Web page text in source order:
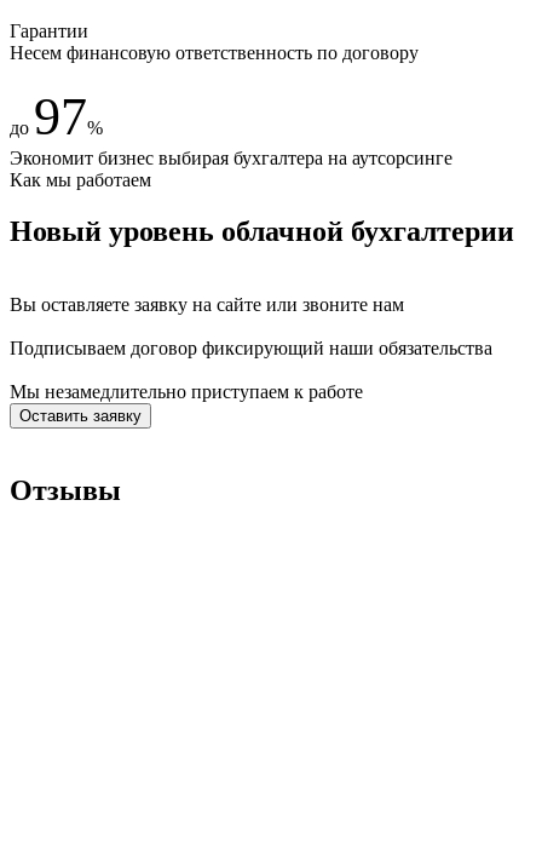
Гарантии
Несем финансовую ответственность по договору
до 97%
Экономит бизнес выбирая бухгалтера на аутсорсинге
Как мы работаем
Новый уровень облачной бухгалтерии
Вы оставляете заявку на сайте или звоните нам
Подписываем договор фиксирующий наши обязательства
Мы незамедлительно приступаем к работе
Оставить заявку
Отзывы